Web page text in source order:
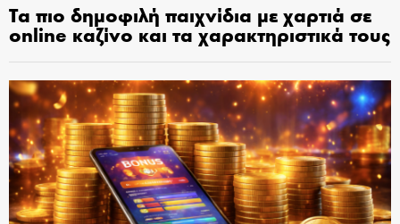
Τα πιο δημοφιλή παιχνίδια με χαρτιά σε
online καζίνο και τα χαρακτηριστικά τους